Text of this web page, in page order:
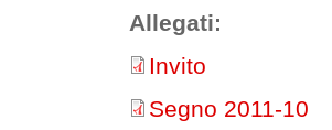
Allegati:
Invito
Segno 2011-10